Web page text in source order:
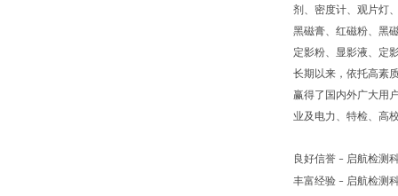
剂、密度计、观片灯
黑磁膏、红磁粉、黑
定影粉、显影液、定
长期以来，依托高素
赢得了国内外广大用
业及电力、特检、高
良好信誉 – 启航检测
丰富经验 – 启航检测